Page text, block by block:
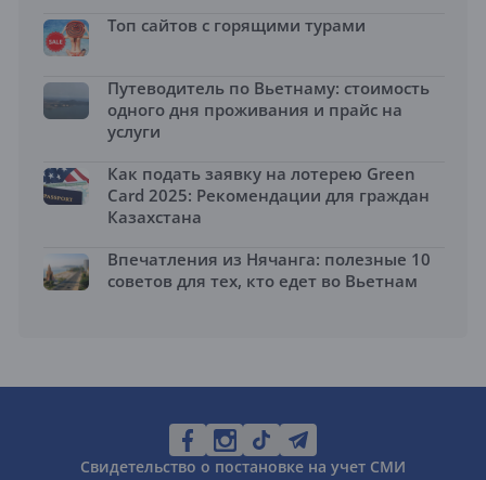
Топ сайтов с горящими турами
Путеводитель по Вьетнаму: стоимость
одного дня проживания и прайс на
услуги
Как подать заявку на лотерею Green
Card 2025: Рекомендации для граждан
Казахстана
Впечатления из Нячанга: полезные 10
советов для тех, кто едет во Вьетнам
Свидетельство о постановке на учет СМИ